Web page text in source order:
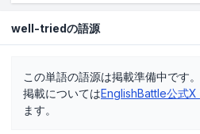
well-triedの語源
この単語の語源は掲載準備中です。
掲載についてはEnglishBattle公式X
ます。